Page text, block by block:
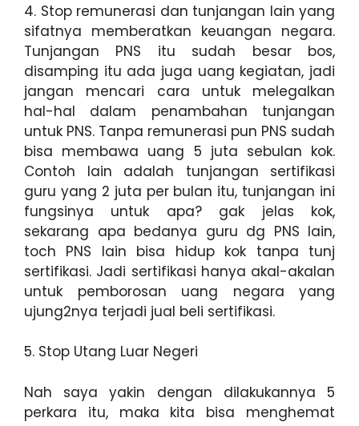
4. Stop remunerasi dan tunjangan lain yang
sifatnya memberatkan keuangan negara.
Tunjangan PNS itu sudah besar bos,
disamping itu ada juga uang kegiatan, jadi
jangan mencari cara untuk melegalkan
hal-hal dalam penambahan tunjangan
untuk PNS. Tanpa remunerasi pun PNS sudah
bisa membawa uang 5 juta sebulan kok.
Contoh lain adalah tunjangan sertifikasi
guru yang 2 juta per bulan itu, tunjangan ini
fungsinya untuk apa? gak jelas kok,
sekarang apa bedanya guru dg PNS lain,
toch PNS lain bisa hidup kok tanpa tunj
sertifikasi. Jadi sertifikasi hanya akal-akalan
untuk pemborosan uang negara yang
ujung2nya terjadi jual beli sertifikasi.
5. Stop Utang Luar Negeri
Nah saya yakin dengan dilakukannya 5
perkara itu, maka kita bisa menghemat